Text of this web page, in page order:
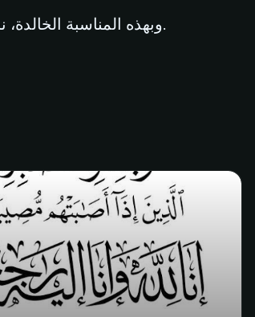
وبهذه المناسبة الخالدة، نسأل الله عز وجل أن يحفظ الجزائر، ويديم عليها نعمة الأمن والاستقرار، وأن يوفق أبناءها لمواصلة مسيرة البناء والازدهار.